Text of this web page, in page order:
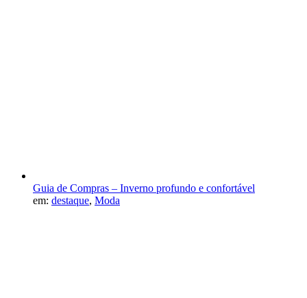
Guia de Compras – Inverno profundo e confortável
em: destaque, Moda